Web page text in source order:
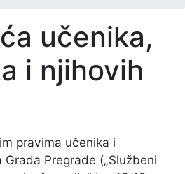
učenika,
i njihovih
pravima učenika i
Pregrade („Službeni